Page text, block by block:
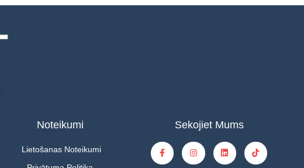
Noteikumi
Lietošanas Noteikumi
Sekojiet Mums